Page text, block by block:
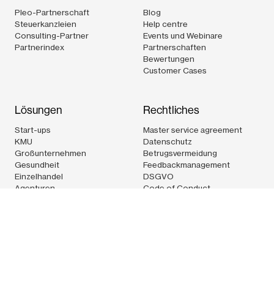
Pleo-Partnerschaft
Steuerkanzleien
Consulting-Partner
Partnerindex
Blog
Help centre
Events und Webinare
Partnerschaften
Bewertungen
Customer Cases
Lösungen
Start-ups
KMU
Großunternehmen
Gesundheit
Einzelhandel
Agenturen
Rechtliches
Master service agreement
Datenschutz
Betrugsvermeidung
Feedbackmanagement
DSGVO
Code of Conduct